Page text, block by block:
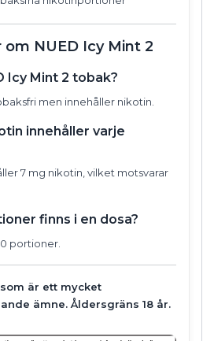
NUED Icy Mint 2
Icy Mint 2 tobak?
men innehåller nikotin.
innehåller varje
7 mg nikotin, vilket motsvarar
finns i en dosa?
portioner.
är ett mycket
ämne. Åldersgräns 18 år.